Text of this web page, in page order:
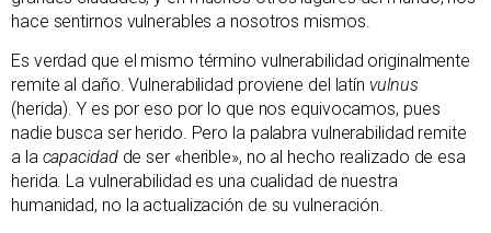
hace sentirnos vulnerables a nosotros mismos.
Es verdad que el mismo término vulnerabilidad originalmente
remite al daño. Vulnerabilidad proviene del latín vulnus
(herida). Y es por eso por lo que nos equivocamos, pues
nadie busca ser herido. Pero la palabra vulnerabilidad remite
a la capacidadde ser «herible», no al hecho realizado de esa
herida. La vulnerabilidad es una cualidad de nuestra
humanidad, no la actualización de su vulneración.